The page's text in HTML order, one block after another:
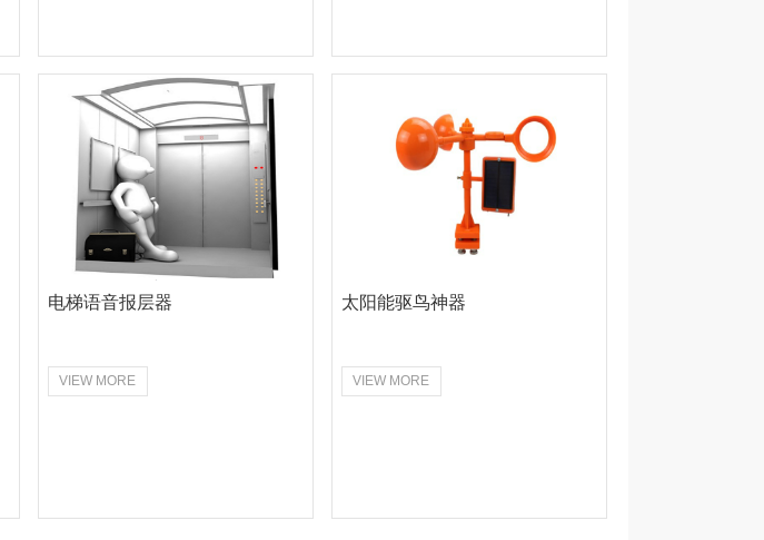
电梯语音报层器
VIEW MORE
太阳能驱鸟神器
VIEW MORE